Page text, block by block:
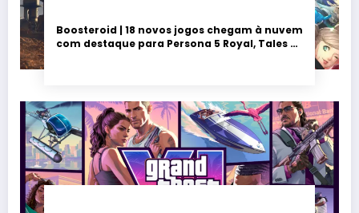
Boosteroid | 18 novos jogos chegam à nuvem
com destaque para Persona 5 Royal, Tales of